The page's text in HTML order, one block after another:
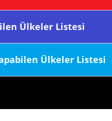
Ülkeler Listesi
Ülkeler Listesi